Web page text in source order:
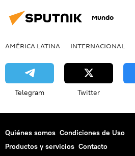
Mundo
AMÉRICA LATINA INTERNACIONAL
Telegram Twitter
Quiénes somos Condiciones de Uso
Productos y servicios Contacto